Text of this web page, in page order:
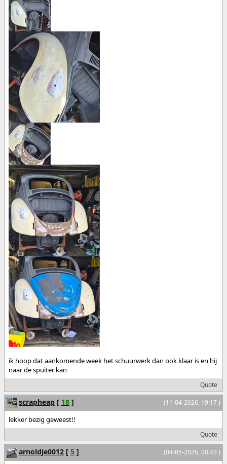
ik hoop dat aankomende week het schuurwerk dan ook klaar is en hij
naar de spuiter kan
Quote
(11-04-2026, 19:17 )
scrapheap [ 18 ]
lekker bezig geweest!!
Quote
(04-05-2026, 08:43 )
arnoldje0012 [ 5 ]